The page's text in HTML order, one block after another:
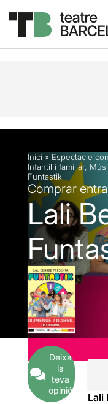
Descripció
Inici » Espectacle
Infantil i familiar,
Funtastik
Comprar
Lali
Deixa
la
teva
opinió
Lali